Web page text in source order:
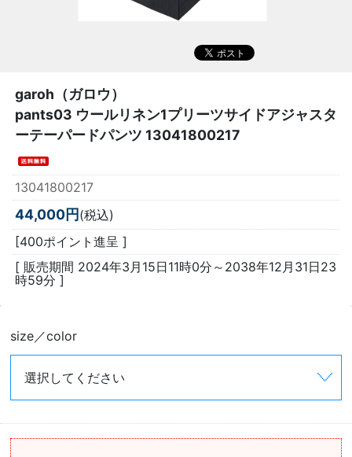
garoh（ガロウ）
pants03 ウールリネン1プリーツサイドアジャスタ
ーテーパードパンツ 13041800217
13041800217
44,000円 (税込)
[400ポイント進呈 ]
[ 販売期間 2024年3月15日11時0分 ～ 2038年12月31日23
時59分 ]
size／color